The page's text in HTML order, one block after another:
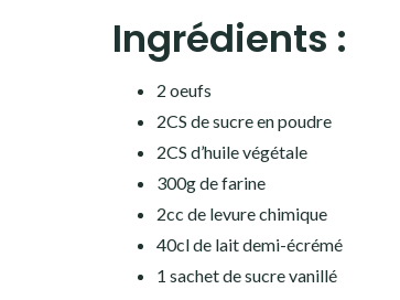
Ingrédients :
2 oeufs
2CS de sucre en poudre
2CS d’huile végétale
300g de farine
2cc de levure chimique
40cl de lait demi-écrémé
1 sachet de sucre vanillé